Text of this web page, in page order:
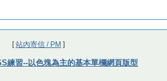
[站內寄信 / PM ]
練習--以色塊為主的基本單欄網頁版型